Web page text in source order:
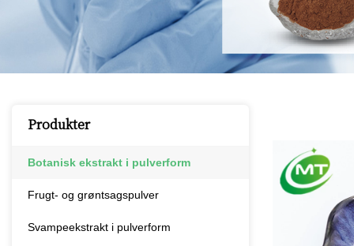
Produkter
Botanisk ekstrakt i pulverform
Frugt- og grøntsagspulver
Svampeekstrakt i pulverform